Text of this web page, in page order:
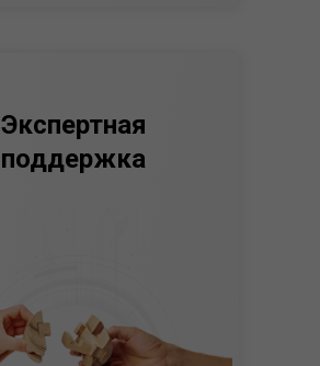
Экспертная
поддержка